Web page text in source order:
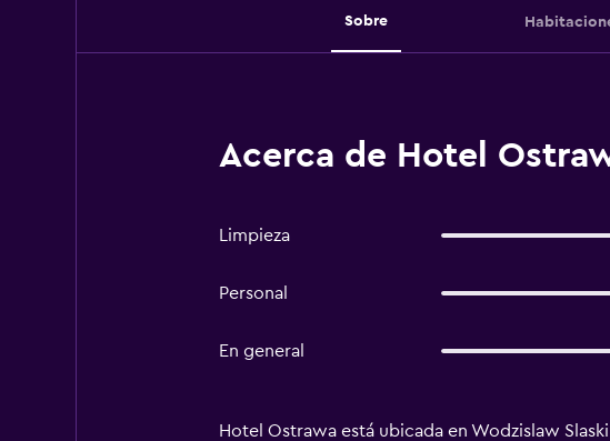
Sobre
Acerca de Hotel
Limpieza
Personal
En general
Hotel Ostrawa está ubicada en Wodzislaw